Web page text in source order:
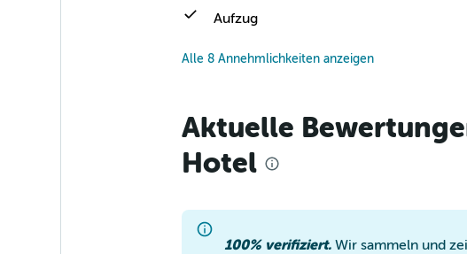
Aufzug
Alle 8 Annehmlichkeiten anzeigen
Aktuelle
Hotel
100% verifiziert. Wir sammeln und